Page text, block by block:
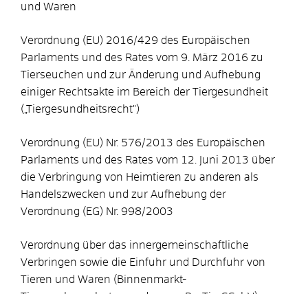
und Waren
Verordnung (EU) 2016/429 des Europäischen
Parlaments und des Rates vom 9. März 2016 zu
Tierseuchen und zur Änderung und Aufhebung
einiger Rechtsakte im Bereich der Tiergesundheit
(„Tiergesundheitsrecht")
Verordnung (EU) Nr. 576/2013 des Europäischen
Parlaments und des Rates vom 12. Juni 2013 über
die Verbringung von Heimtieren zu anderen als
Handelszwecken und zur Aufhebung der
Verordnung (EG) Nr. 998/2003
Verordnung über das innergemeinschaftliche
Verbringen sowie die Einfuhr und Durchfuhr von
Tieren und Waren (Binnenmarkt-